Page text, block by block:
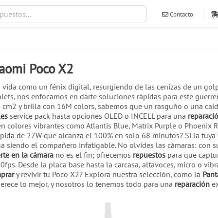
Contacto
Poco X2
como un fénix digital, resurgiendo de las cenizas de un
nos enfocamos en darte soluciones rápidas para este
cm2 y brilla con 16M colors, sabemos que un rasguño o una
service pack hasta opciones OLED o INCELL para una
colores vibrantes como Atlantis Blue, Matrix Purple o
de 27W que alcanza el 100% en solo 68 minutos? Si la
siendo el compañero infatigable. No olvides las cámaras: con
en la cámara no es el fin; ofrecemos repuestos para que
Desde la placa base hasta la carcasa, altavoces, micro o
y revivir tu Poco X2? Explora nuestra selección, como la
lo mejor, y nosotros lo tenemos todo para una reparación